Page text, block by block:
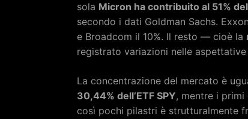
sola Micron ha contribuito al 51%
secondo i dati Goldman Sachs.
e Broadcom il 10%. Il resto — cioè la
registrato variazioni nelle
La concentrazione del mercato è
30,44% dell’ETF SPY, mentre i
così pochi pilastri è strutturalmente